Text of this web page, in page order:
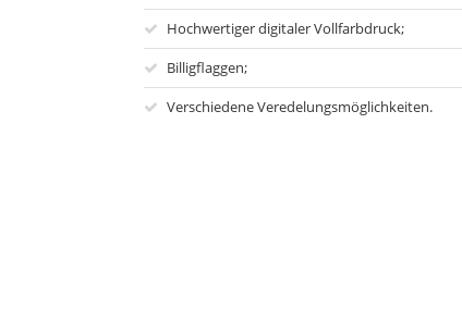
Hochwertiger digitaler Vollfarbdruck;
Billigflaggen;
Verschiedene Veredelungsmöglichkeiten.